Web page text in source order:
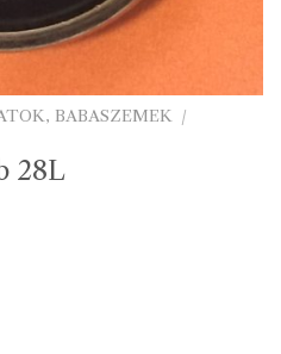
BABASZEMEK /
28L